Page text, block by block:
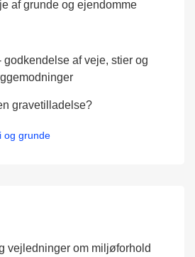
af grunde og ejendomme
godkendelse af veje, stier og
gravetilladelse?
og grunde
vejledninger om miljøforhold